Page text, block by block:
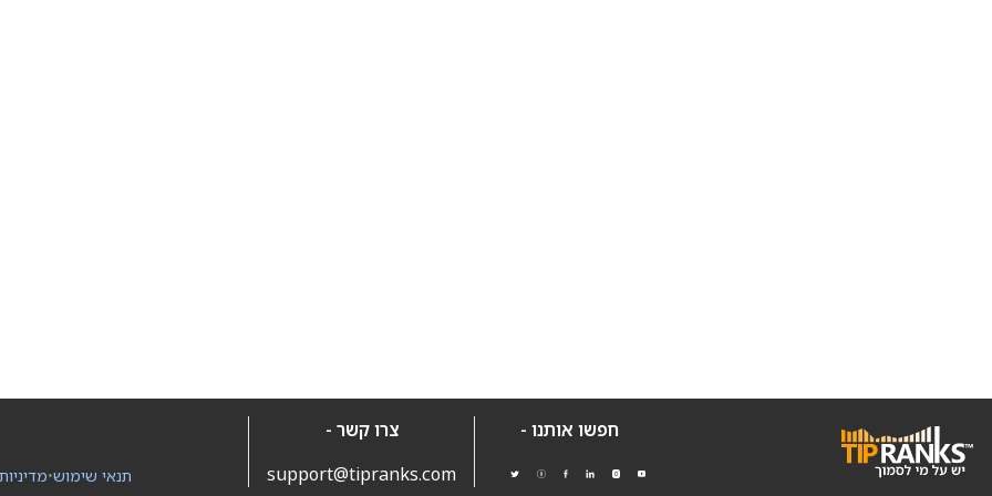
חפשו אותנו -
צרו קשר -
support@tipranks.com
•תנאי שימוש